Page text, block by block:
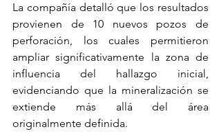
La compañía detalló que los resultados
provienen de 10 nuevos pozos de
perforación, los cuales permitieron
ampliar significativamente la zona de
influencia del hallazgo inicial,
evidenciando que la mineralización se
extiende más allá del área
originalmente definida.